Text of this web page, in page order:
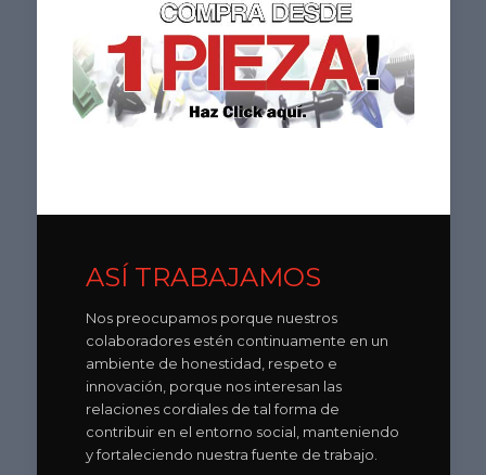
ASÍ TRABAJAMOS
Nos preocupamos porque nuestros
colaboradores estén continuamente en un
ambiente de honestidad, respeto e
innovación, porque nos interesan las
relaciones cordiales de tal forma de
contribuir en el entorno social, manteniendo
y fortaleciendo nuestra fuente de trabajo.